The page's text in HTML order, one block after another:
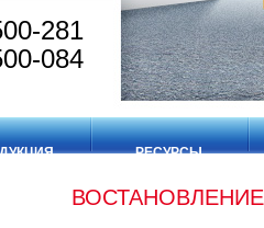
281
084
РЕСУРСЫ